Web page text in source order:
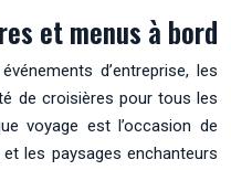
et menus à bord
d’entreprise, les
de croisières pour tous les
voyage est l’occasion de
les paysages enchanteurs